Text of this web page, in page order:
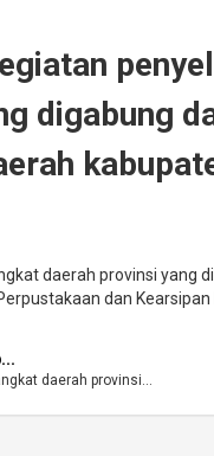
digabung
daerah provinsi yang
dan
daerah provinsi...